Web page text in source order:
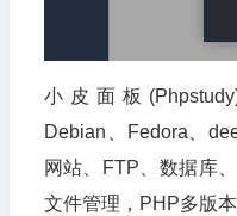
小皮面板
Debian、Fedora、
网站、FTP、数据库
文件管理，PHP多版本